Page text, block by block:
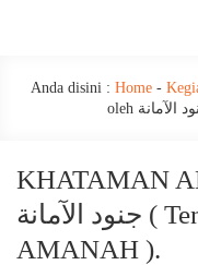
Anda disini : Home-
KHATAMAN
جنود الآمانة ( Tentara² AL
AMANAH ).